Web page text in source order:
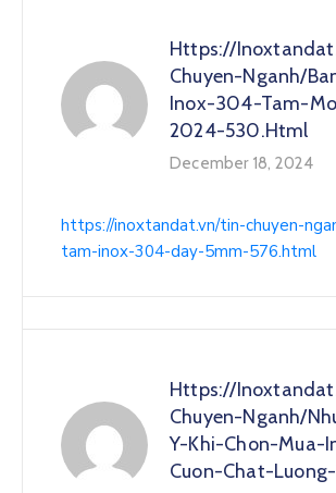
Https://
Chuyen-Nganh/
Inox-304-Tam-
2024-530.html
December 18, 2024
https://inoxtandat.vn/tin-chuyen-
tam-inox-304-day-5mm-576.html
Https://
Chuyen-Nganh/
Y-Khi-Chon-Mua-
Cuon-Chat-